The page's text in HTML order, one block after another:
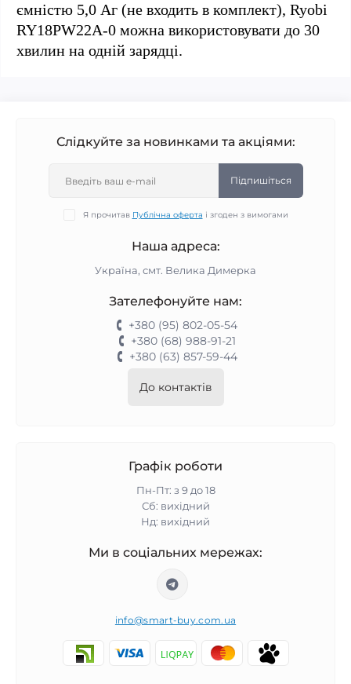
ємністю 5,0 Аг (не входить в комплект), Ryobi
RY18PW22A-0 можна використовувати до 30
хвилин на одній зарядці.
Слідкуйте за новинками та акціями:
Підпишіться
Я прочитав Публічна оферта і згоден з вимогами
Наша адреса:
Україна, смт. Велика Димерка
Зателефонуйте нам:
+380 (95) 802-05-54
+380 (68) 988-91-21
+380 (63) 857-59-44
До контактів
Графік роботи
Пн-Пт: з 9 до 18
Сб: вихідний
Нд: вихідний
Ми в соціальних мережах:
info@smart-buy.com.ua